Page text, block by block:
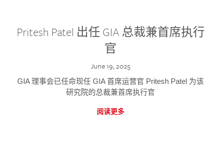
Pritesh Patel 出任 GIA 总裁兼首席执行
官
June 19, 2025
GIA 理事会已任命现任 GIA 首席运营官 Pritesh Patel 为该
研究院的总裁兼首席执行官
阅读更多